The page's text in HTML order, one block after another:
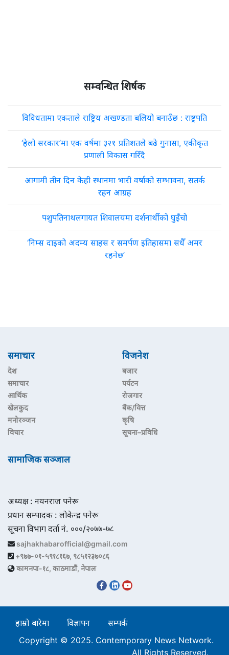
सम्वन्धित शिर्षक
विविधतामा एकताले राष्ट्रिय अखण्डता बलियो बनाउँछ : राष्ट्रपति
‘हेलो सरकार’मा एक वर्षमा ३२१ प्रतिशतले बढे गुनासा, एकीकृत
प्रणाली विकास गरिँदै
आगामी तीन दिन केही स्थानमा भारी वर्षाको सम्भावना, सतर्क
रहन आग्रह
पशुपतिनाथलगायत शिवालयमा दर्शनार्थीको घुइँचो
‘निम्स दाइको अदम्य साहस र समर्पण इतिहासमा सधैँ अमर
रहनेछ’
समाचार
देश
समाचार
आर्थिक
खेलकुद
मनोरञ्जन
विचार
विजनेश
बजार
पर्यटन
रोजगार
बैंक/वित्त
कृषि
सूचना–प्रविधि
सामाजिक सञ्जाल
अध्यक्ष : नयनराज पनेरू
प्रधान सम्पादक : लोकेन्द्र पनेरू
सूचना विभाग दर्ता नं. ०००/२०७७-७८
sajhakhabarofficial@gmail.com
+९७७-०१-५९१८१६७, ९८५१२३७०८६
कामनपा-१८, काठमाडौं, नेपाल
हाम्रो बारेमा विज्ञापन
सम्पर्क
Copyright © 2025. Contemporary News Network.
All Rights Reserved.